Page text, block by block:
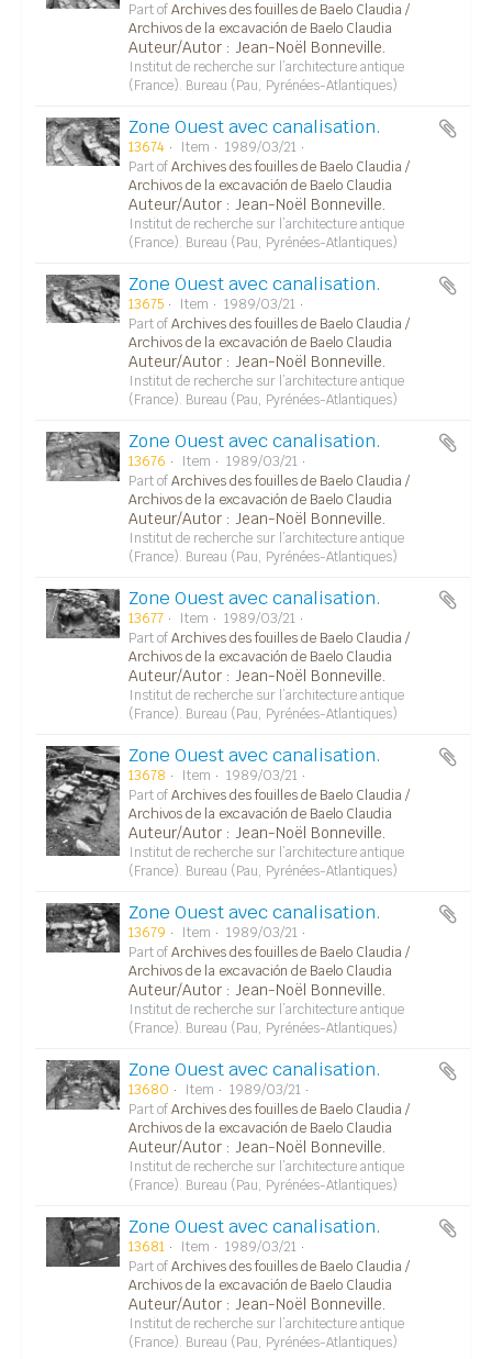
Part ofArchives des fouilles de Baelo Claudia /
Archivos de la excavación de Baelo Claudia
Auteur/Autor : Jean-Noël Bonneville.
Institut de recherche sur l’architecture antique
(France). Bureau (Pau, Pyrénées-Atlantiques)
Zone Ouest avec canalisation.
13674 Item
1989/03/21
Part ofArchives des fouilles de Baelo Claudia /
Archivos de la excavación de Baelo Claudia
Auteur/Autor : Jean-Noël Bonneville.
Institut de recherche sur l’architecture antique
(France). Bureau (Pau, Pyrénées-Atlantiques)
Zone Ouest avec canalisation.
13675 Item
1989/03/21
Part ofArchives des fouilles de Baelo Claudia /
Archivos de la excavación de Baelo Claudia
Auteur/Autor : Jean-Noël Bonneville.
Institut de recherche sur l’architecture antique
(France). Bureau (Pau, Pyrénées-Atlantiques)
Zone Ouest avec canalisation.
13676 Item
1989/03/21
Part ofArchives des fouilles de Baelo Claudia /
Archivos de la excavación de Baelo Claudia
Auteur/Autor : Jean-Noël Bonneville.
Institut de recherche sur l’architecture antique
(France). Bureau (Pau, Pyrénées-Atlantiques)
Zone Ouest avec canalisation.
13677 Item
1989/03/21
Part ofArchives des fouilles de Baelo Claudia /
Archivos de la excavación de Baelo Claudia
Auteur/Autor : Jean-Noël Bonneville.
Institut de recherche sur l’architecture antique
(France). Bureau (Pau, Pyrénées-Atlantiques)
Zone Ouest avec canalisation.
13678 Item
1989/03/21
Part ofArchives des fouilles de Baelo Claudia /
Archivos de la excavación de Baelo Claudia
Auteur/Autor : Jean-Noël Bonneville.
Institut de recherche sur l’architecture antique
(France). Bureau (Pau, Pyrénées-Atlantiques)
Zone Ouest avec canalisation.
13679 Item
1989/03/21
Part ofArchives des fouilles de Baelo Claudia /
Archivos de la excavación de Baelo Claudia
Auteur/Autor : Jean-Noël Bonneville.
Institut de recherche sur l’architecture antique
(France). Bureau (Pau, Pyrénées-Atlantiques)
Zone Ouest avec canalisation.
13680 Item
1989/03/21
Part ofArchives des fouilles de Baelo Claudia /
Archivos de la excavación de Baelo Claudia
Auteur/Autor : Jean-Noël Bonneville.
Institut de recherche sur l’architecture antique
(France). Bureau (Pau, Pyrénées-Atlantiques)
Zone Ouest avec canalisation.
13681 Item
1989/03/21
Part ofArchives des fouilles de Baelo Claudia /
Archivos de la excavación de Baelo Claudia
Auteur/Autor : Jean-Noël Bonneville.
Institut de recherche sur l’architecture antique
(France). Bureau (Pau, Pyrénées-Atlantiques)